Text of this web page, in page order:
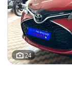
24